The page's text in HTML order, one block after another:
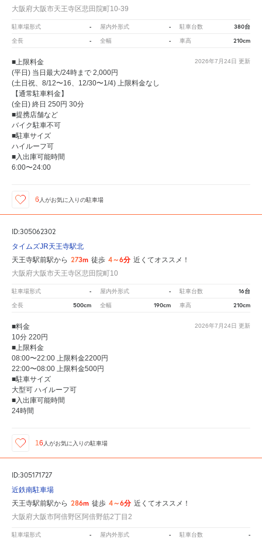
大阪府大阪市天王寺区悲田院町10-39
駐車場形式 - 屋内外形式 - 駐車台数 380台
全長 - 全幅 - 車高 210cm
2026年7月24日 更新
■上限料金
(平日) 当日最大/24時まで 2,000円
(土日祝、8/12〜16、12/30〜1/4) 上限料金なし
【通常駐車料金】
(全日) 終日 250円 30分
■提携店舗など
バイク駐車不可
■駐車サイズ
ハイルーフ可
■入出庫可能時間
6:00〜24:00
6 人がお気に入りの駐車場
ID:305062302
タイムズJR天王寺駅北
天王寺駅前駅から 273m 徒歩 4～6分 近くてオススメ！
大阪府大阪市天王寺区悲田院町10
駐車場形式 - 屋内外形式 - 駐車台数 16台
全長 500cm 全幅 190cm 車高 210cm
2026年7月24日 更新
■料金
10分 220円
■上限料金
08:00〜22:00 上限料金2200円
22:00〜08:00 上限料金500円
■駐車サイズ
大型可 ハイルーフ可
■入出庫可能時間
24時間
16 人がお気に入りの駐車場
ID:305171727
近鉄南駐車場
天王寺駅前駅から 286m 徒歩 4～6分 近くてオススメ！
大阪府大阪市阿倍野区阿倍野筋2丁目2
駐車場形式 - 屋内外形式 - 駐車台数 -